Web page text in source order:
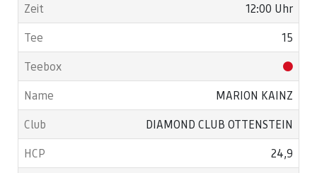
12:00 Uhr
15
MARION KAINZ
DIAMOND CLUB OTTENSTEIN
24,9